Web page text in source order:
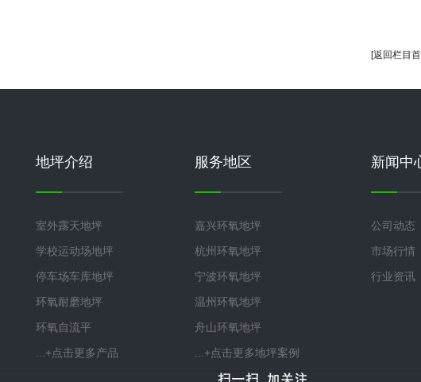
[返回栏目
地坪介绍
室外露天地坪
学校运动场地坪
停车场车库地坪
环氧耐磨地坪
环氧自流平
...+点击更多产品
服务地区
嘉兴环氧地坪
杭州环氧地坪
宁波环氧地坪
温州环氧地坪
舟山环氧地坪
...+点击更多地坪案例
新闻中
公司动态
市场行情
行业资讯